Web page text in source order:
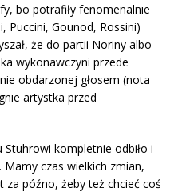
bo potrafiły fenomenalnie
Puccini, Gounod, Rossini)
że do partii Noriny albo
wykonawczyni przede
obdarzonej głosem (nota
artystka przed
kompletnie odbiło i
czas wielkich zmian,
za późno, żeby też chcieć coś